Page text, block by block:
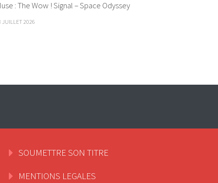
: The Wow ! Signal – Space Odyssey
JUILLET 2026
SOUMETTRE SON TITRE
MENTIONS LEGALES